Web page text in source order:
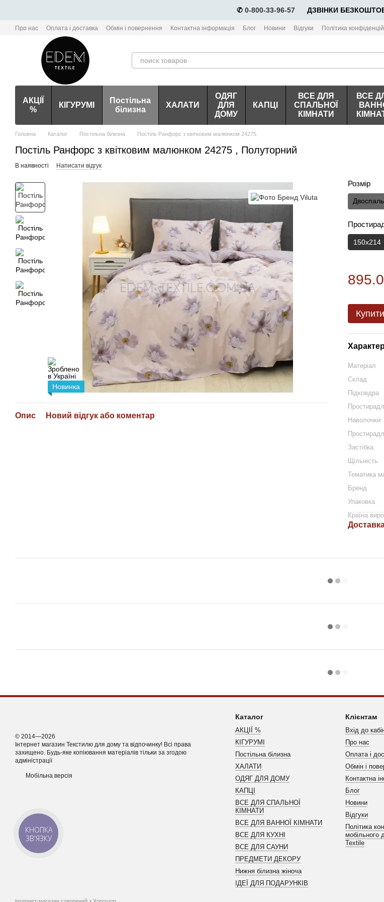
✆ 0-800-33-96-57 ⠀⠀ДЗВІНКИ
Про нас Оплата і доставка Обмін і повернення Контактна інформація Блог Новини Відгуки Політика
АКЦІЇ
%
КІГУРУМІ
Постільна
білизна
ХАЛАТИ
ОДЯГ
ДЛЯ
ДОМУ
КАПЦІ
ВСЕ ДЛЯ
СПАЛЬНОЇ
КІМНАТИ
ВСЕ
Головна Каталог Постільна білизна Постіль Ранфорс з квітковим малюнком 24275
Постіль Ранфорс з квітковим малюнком 24275 , Полуторний
В наявності Написати відгук
Новинка
Опис Новий відгук або коментар
Розмір
150х214
Купити
Матеріал
Склад
Підковдра
Наволочки
Застібка
Щільність
Тематика
Бренд
Упаковка
Країна
© 2014—2026
Інтернет магазин Текстилю для дому та відпочинку! Всі права
захищено. Будь-яке копіювання матеріалів тільки за згодою
адміністрації
Мобільна версія
Каталог
АКЦІЇ %
КІГУРУМІ
Постільна білизна
ХАЛАТИ
ОДЯГ ДЛЯ ДОМУ
КАПЦІ
ВСЕ ДЛЯ СПАЛЬНОЇ
КІМНАТИ
ВСЕ ДЛЯ ВАННОЇ КІМНАТИ
ВСЕ ДЛЯ КУХНІ
ВСЕ ДЛЯ САУНИ
ПРЕДМЕТИ ДЕКОРУ
Нижня білизна жіноча
ІДЕЇ ДЛЯ ПОДАРУНКІВ
Клієнтам
Вхід до
Про нас
Оплата і
Обмін і
Контактна
Блог
Новини
Відгуки
Політика
мобільного
Textile
КНОПКА
ЗВ'ЯЗКУ